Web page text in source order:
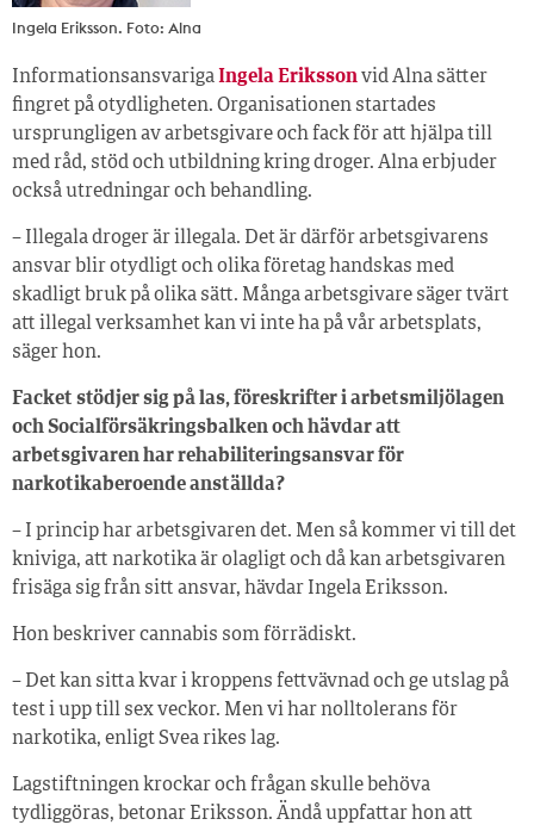
Ingela Eriksson. Foto: Alna
InformationsansvarigaIngela Erikssonvid Alna sätter
fingret på otydligheten. Organisationen startades
ursprungligen av arbetsgivare och fack för att hjälpa till
med råd, stöd och utbildning kring droger. Alna erbjuder
också utredningar och behandling.
– Illegala droger är illegala. Det är därför arbetsgivarens
ansvar blir otydligt och olika företag handskas med
skadligt bruk på olika sätt. Många arbetsgivare säger tvärt
att illegal verksamhet kan vi inte ha på vår arbetsplats,
säger hon.
Facket stödjer sig på las, föreskrifter i arbetsmiljölagen
och Socialförsäkringsbalken och hävdar att
arbetsgivaren har rehabiliteringsansvar för
narkotikaberoende anställda?
– I princip har arbetsgivaren det. Men så kommer vi till det
kniviga, att narkotika är olagligt och då kan arbetsgivaren
frisäga sig från sitt ansvar, hävdar Ingela Eriksson.
Hon beskriver cannabis som förrädiskt.
– Det kan sitta kvar i kroppens fettvävnad och ge utslag på
test i upp till sex veckor. Men vi har nolltolerans för
narkotika, enligt Svea rikes lag.
Lagstiftningen krockar och frågan skulle behöva
tydliggöras, betonar Eriksson. Ändå uppfattar hon att